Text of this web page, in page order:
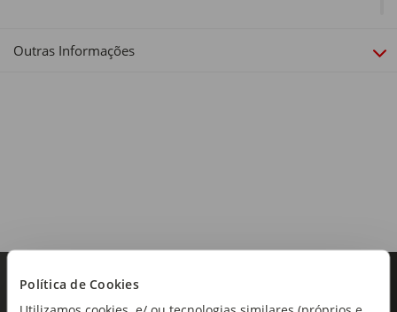
Política de Cookies
Tipo de produto:
Vinho Tinto
Outras Informações